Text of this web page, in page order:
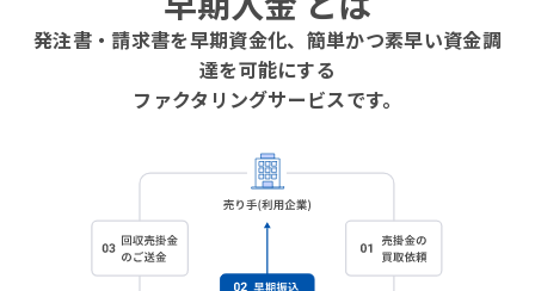
発注書・請求書を早期資金化、簡単かつ素早い資金調
達を可能にする
ファクタリングサービスです。